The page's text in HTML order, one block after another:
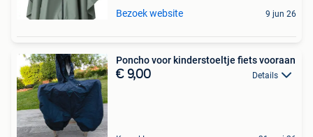
Bezoek website 9 jun 26
Poncho voor kinderstoeltje fiets vooraan
€ 9,00 Details